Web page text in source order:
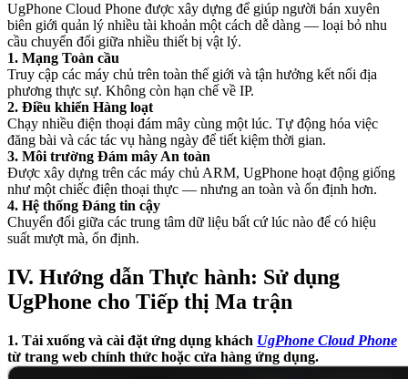
UgPhone Cloud Phone được xây dựng để giúp người bán xuyên
biên giới quản lý nhiều tài khoản một cách dễ dàng — loại bỏ nhu
cầu chuyển đổi giữa nhiều thiết bị vật lý.
1. Mạng Toàn cầu
Truy cập các máy chủ trên toàn thế giới và tận hưởng kết nối địa
phương thực sự. Không còn hạn chế về IP.
2. Điều khiển Hàng loạt
Chạy nhiều điện thoại đám mây cùng một lúc. Tự động hóa việc
đăng bài và các tác vụ hàng ngày để tiết kiệm thời gian.
3. Môi trường Đám mây An toàn
Được xây dựng trên các máy chủ ARM, UgPhone hoạt động giống
như một chiếc điện thoại thực — nhưng an toàn và ổn định hơn.
4. Hệ thống Đáng tin cậy
Chuyển đổi giữa các trung tâm dữ liệu bất cứ lúc nào để có hiệu
suất mượt mà, ổn định.
IV. Hướng dẫn Thực hành: Sử dụng
UgPhone cho Tiếp thị Ma trận
1. Tải xuống và cài đặt ứng dụng khách UgPhone Cloud Phone
từ trang web chính thức hoặc cửa hàng ứng dụng.